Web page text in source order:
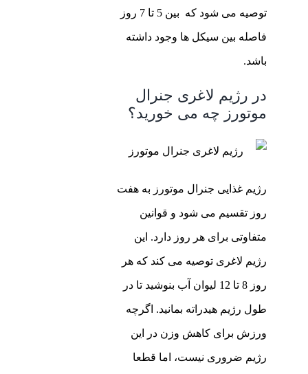
توصیه می شود که بین 5 تا 7 روز
فاصله بین سیکل ها وجود داشته
باشد.
در رژیم لاغری جنرال
موتورز چه می خورید؟
رژیم غذایی جنرال موتورز به هفت
روز تقسیم می شود و قوانین
متفاوتی برای هر روز دارد. این
رژیم لاغری توصیه می کند که هر
روز 8 تا 12 لیوان آب بنوشید تا در
طول رژیم هیدراته بمانید. اگرچه
ورزش برای کاهش وزن در این
رژیم ضروری نیست، اما قطعا